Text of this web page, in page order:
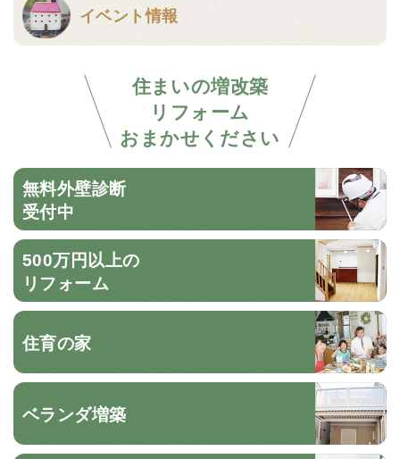
イベント情報
住まいの増改築
リフォーム
おまかせください
無料外壁診断
受付中
500万円以上の
リフォーム
住育の家
ベランダ増築